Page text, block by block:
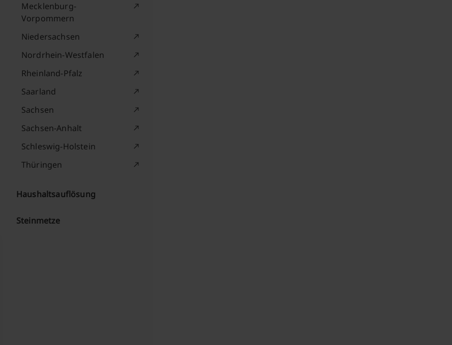
Mecklenburg-
Vorpommern
Niedersachsen
Nordrhein-Westfalen
Rheinland-Pfalz
Saarland
Sachsen
Sachsen-Anhalt
Schleswig-Holstein
Thüringen
Haushaltsauflösung
Steinmetze